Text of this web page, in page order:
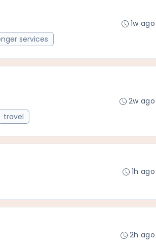
services
1w ago
travel
2w ago
1h ago
2h ago